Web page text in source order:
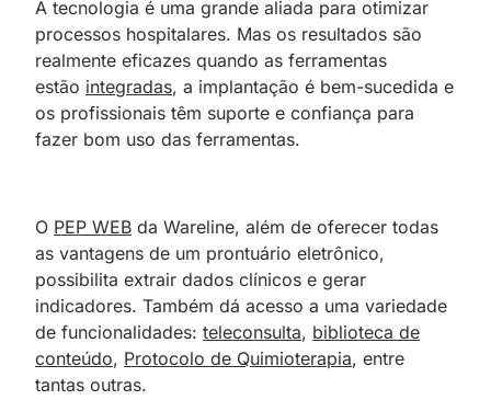
A tecnologia é uma grande aliada para otimizar
processos hospitalares. Mas os resultados são
realmente eficazes quando as ferramentas
estão integradas, a implantação é bem-sucedida e
os profissionais têm suporte e confiança para
fazer bom uso das ferramentas.
O PEP WEB da Wareline, além de oferecer todas
as vantagens de um prontuário eletrônico,
possibilita extrair dados clínicos e gerar
indicadores. Também dá acesso a uma variedade
de funcionalidades: teleconsulta, biblioteca de
conteúdo, Protocolo de Quimioterapia, entre
tantas outras.